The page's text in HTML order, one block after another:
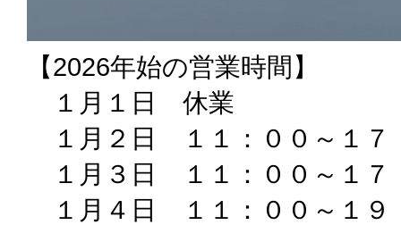
【2026年始の営業時間】
１月１日 休業
１月２日 １１：００～１７
１月３日 １１：００～１７
１月４日 １１：００～１９